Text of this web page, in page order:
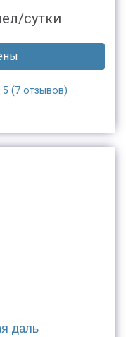
сутки
(7 отзывов)
даль